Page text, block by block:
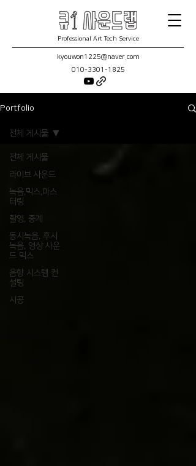
Professional Art Tech Service
kyouwon1225@naver.com
010-3301-1825
Portfolio
전체 게시물
라이브 사운드
녹음,믹스,마스
터링
촬영, 중계
동시녹음, 후시
녹음, 영상 사운
드 믹스
음향 시스템 컨
설팅
시공
전체 게시물